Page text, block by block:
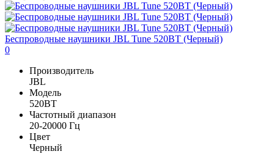
Беспроводные наушники JBL Tune 520BT (Черный)
0
Производитель
JBL
Модель
520BT
Частотный диапазон
20-20000 Гц
Цвет
Черный